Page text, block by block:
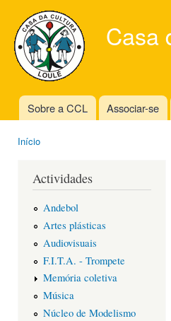
Casa
Main menu
Sobre a CCL Associar-se
Início
Actividades
Andebol
Artes plásticas
Audiovisuais
F.I.T.A. - Trompete
Memória coletiva
Música
Núcleo de Modelismo